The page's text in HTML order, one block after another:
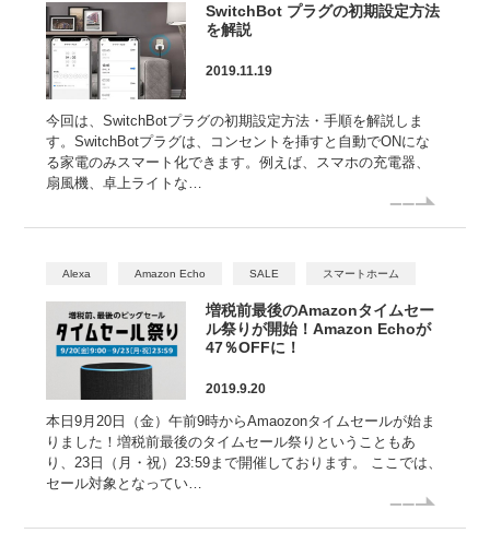
SwitchBot プラグの初期設定方法
を解説
2019.11.19
今回は、SwitchBotプラグの初期設定方法・手順を解説しま
す。SwitchBotプラグは、コンセントを挿すと自動でONにな
る家電のみスマート化できます。例えば、スマホの充電器、
扇風機、卓上ライトな…
Alexa Amazon Echo SALE スマートホーム
増税前最後のAmazonタイムセー
ル祭りが開始！Amazon Echoが
47％OFFに！
2019.9.20
本日9月20日（金）午前9時からAmaozonタイムセールが始ま
りました！増税前最後のタイムセール祭りということもあ
り、23日（月・祝）23:59まで開催しております。 ここでは、
セール対象となってい…